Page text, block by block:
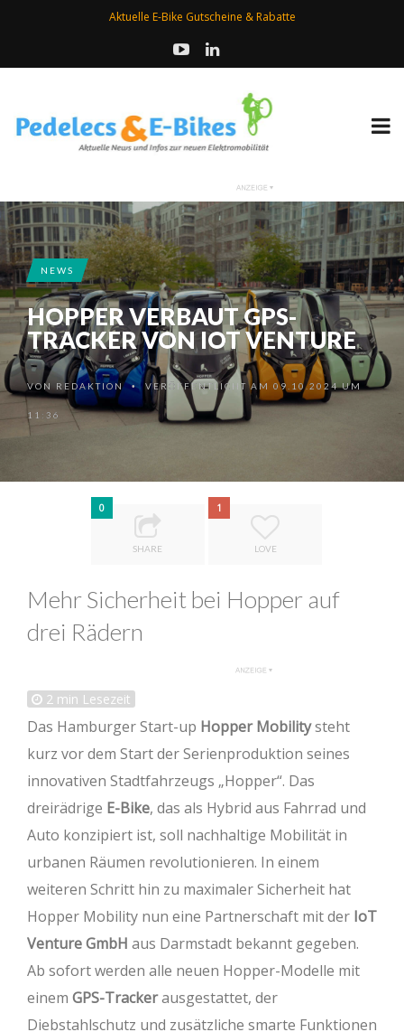
Aktuelle E-Bike Gutscheine & Rabatte
NEWS
HOPPER VERBAUT GPS-
TRACKER VON IOT VENTURE
VON REDAKTION • VERÖFFENTLICHT AM 09.10.2024 UM
11:36
0
SHARE
1
LOVE
Mehr Sicherheit bei Hopper auf
drei Rädern
2 min Lesezeit
Das Hamburger Start-up Hopper Mobilitysteht
kurz vor dem Start der Serienproduktion seines
innovativen Stadtfahrzeugs „Hopper“. Das
dreirädrige E-Bike, das als Hybrid aus Fahrrad und
Auto konzipiert ist, soll nachhaltige Mobilität in
urbanen Räumen revolutionieren. In einem
weiteren Schritt hin zu maximaler Sicherheit hat
Hopper Mobility nun eine Partnerschaft mit der IoT
Venture GmbH aus Darmstadt bekannt gegeben.
Ab sofort werden alle neuen Hopper-Modelle mit
einem GPS-Trackerausgestattet, der
Diebstahlschutz und zusätzliche smarte Funktionen